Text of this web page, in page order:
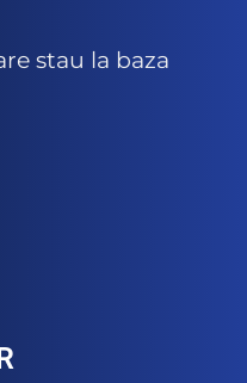
stau la baza